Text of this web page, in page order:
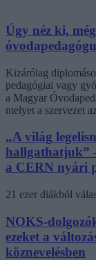
Úgy néz ki,
Kizárólag
pedagógiai vagy
a Magyar
melyet a szervezet
„A világ
hallgathatjuk”
a CERN nyári
21 ezer diákból
NOKS-
ezeket a
köznevelésben